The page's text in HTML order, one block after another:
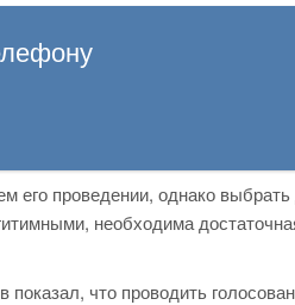
его проведении, однако
необходима
что проводить